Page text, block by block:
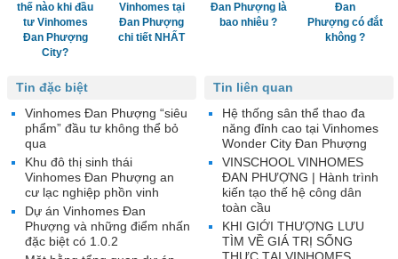
thế nào khi đầu
tư Vinhomes
Đan Phượng
City?
Vinhomes tại
Đan Phượng
chi tiết NHẤT
Đan Phượng là
bao nhiêu ?
Đan
Phượng có đắt
không ?
Tin liên quan
Hệ thống sân thể thao đa
năng đỉnh cao tại Vinhomes
Wonder City Đan Phượng
VINSCHOOL VINHOMES
ĐAN PHƯỢNG | Hành trình
kiến tạo thế hệ công dân
toàn cầu
KHI GIỚI THƯỢNG LƯU
TÌM VỀ GIÁ TRỊ SỐNG
Tin đặc biệt
Vinhomes Đan Phượng “siêu
phẩm” đầu tư không thể bỏ
qua
Khu đô thị sinh thái
Vinhomes Đan Phượng an
cư lạc nghiệp phồn vinh
Dự án Vinhomes Đan
Phượng và những điểm nhấn
đặc biệt có 1.0.2